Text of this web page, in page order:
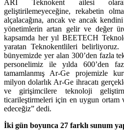
ARI Teknokent ailesi
geliştirilemeyeceğine, rekabetin
alçalacağına, ancak ve ancak
yönetimlerin artan gelir ve değer
kapsamda her yıl BEETECH
yaratan Teknokentlileri belirliyoruz.
bünyemizde yer alan 300’den fazla
personelimiz ile yılda 600’den
tamamlanmış Ar-Ge projemizle
milyon dolarlık Ar-Ge ihracatı
ve girişimcilere teknoloji
ticarileştirmeleri için en uygun ortam
edeceğiz” dedi.
İki gün boyunca 27 farklı sunum